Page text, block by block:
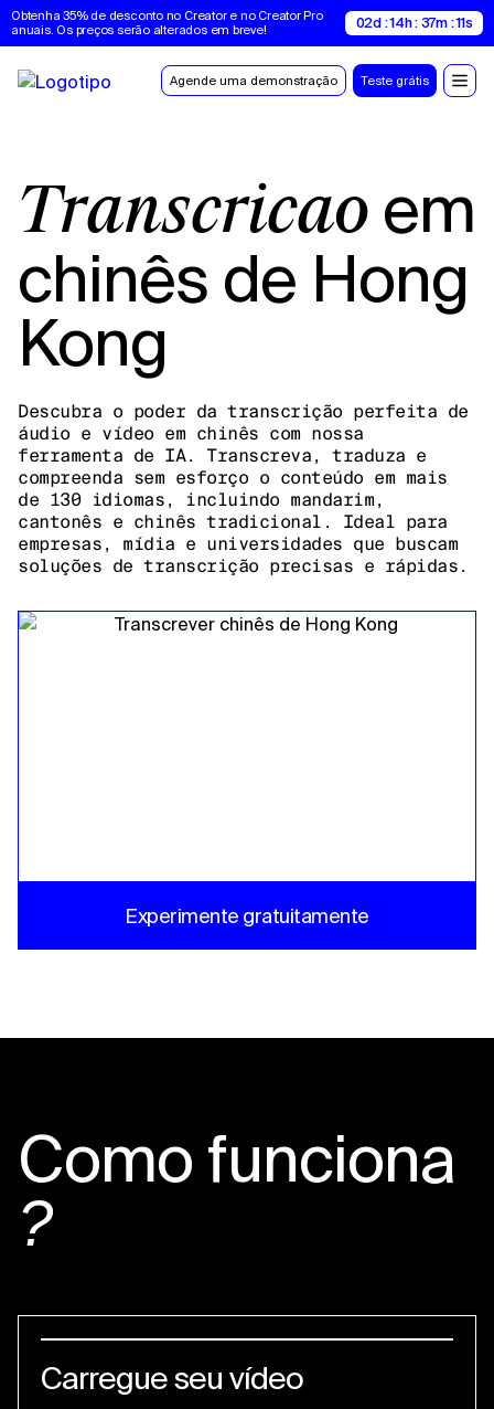
Obtenha 35% de desconto no Creator e no Creator Pro
anuais. Os preços serão alterados em breve!
02d : 14h : 37m : 10s
Agende uma demonstração Teste grátis
Transcrição em
chinês de Hong
Kong
Descubra o poder da transcrição perfeita de
áudio e vídeo em chinês com nossa
ferramenta de IA. Transcreva, traduza e
compreenda sem esforço o conteúdo em mais
de 130 idiomas, incluindo mandarim,
cantonês e chinês tradicional. Ideal para
empresas, mídia e universidades que buscam
soluções de transcrição precisas e rápidas.
Experimente gratuitamente
Como funciona
?
Carregue seu vídeo